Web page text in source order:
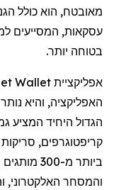
מאובטח, הוא כולל
עסקאות, המסייעים
בטוחה יותר.
אפליקצייתWallet
האפליקציה, והיא
הגדול היחיד המציע
קריפטוגרפים,
ביותר מ-
והמסחר